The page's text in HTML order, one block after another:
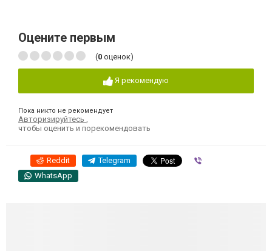
Оцените первым
(0 оценок)
Я рекомендую
Пока никто не рекомендует
Авторизируйтесь
чтобы оценить и порекомендовать
Reddit Telegram
WhatsApp